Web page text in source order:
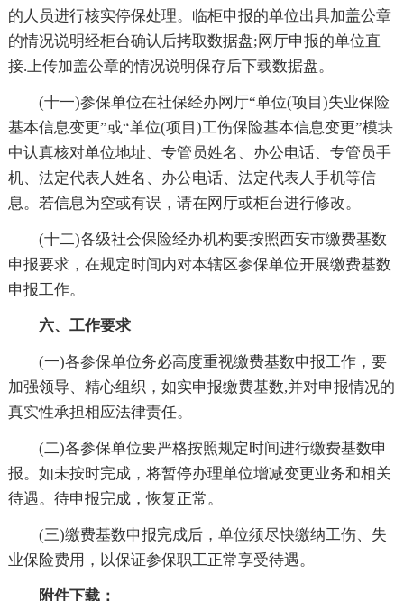
的人员进行核实停保处理。临柜申报的单位出具加盖公章
的情况说明经柜台确认后拷取数据盘;网厅申报的单位直
接.上传加盖公章的情况说明保存后下载数据盘。
(十一)参保单位在社保经办网厅“单位(项目)失业保险
基本信息变更”或“单位(项目)工伤保险基本信息变更”模块
中认真核对单位地址、专管员姓名、办公电话、专管员手
机、法定代表人姓名、办公电话、法定代表人手机等信
息。若信息为空或有误，请在网厅或柜台进行修改。
(十二)各级社会保险经办机构要按照西安市缴费基数
申报要求，在规定时间内对本辖区参保单位开展缴费基数
申报工作。
六、工作要求
(一)各参保单位务必高度重视缴费基数申报工作，要
加强领导、精心组织，如实申报缴费基数,并对申报情况的
真实性承担相应法律责任。
(二)各参保单位要严格按照规定时间进行缴费基数申
报。如未按时完成，将暂停办理单位增减变更业务和相关
待遇。待申报完成，恢复正常。
(三)缴费基数申报完成后，单位须尽快缴纳工伤、失
业保险费用，以保证参保职工正常享受待遇。
附件下载：